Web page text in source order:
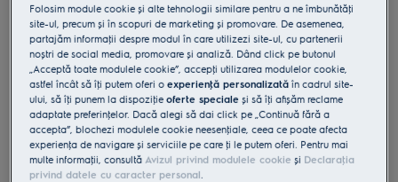
4.9 (145)
Fișa cu informaţii despre produs
Beneficii
Seria GlassCare 700 previne spargerea paharelor cu ajutorul
SoftGrips și SoftSpikes.
SoftGrips și SoftSpikes ţin paharele pe poziţie
Tacâmuri de toate formele și dimensiunile spălate ușor cu MaxiFlex.
Folosim module cookie și alte tehnologii similare pentru a ne îmbunătăţi
site-ul, precum și în scopuri de marketing și promovare. De asemenea,
partajăm informaţii despre modul în care utilizezi site-ul, cu partenerii
noștri de social media, promovare și analiză. Dând click pe butonul
„Acceptă toate modulele cookie”, accepţi utilizarea modulelor cookie,
astfel încât să îţi putem oferi oexperienţă personalizată în cadrul site-
ului, să îţi punem la dispoziţieoferte speciale și să îţi afișăm reclame
adaptate preferinţelor. Dacă alegi să dai click pe „Continuă fără a
accepta”, blochezi modulele cookie neesenţiale, ceea ce poate afecta
experienţa de navigare și serviciile pe care ţi le putem oferi. Pentru mai
multe informaţii, consultă Avizul privind modulele cookie și Declaraţia
privind datele cu caracter personal.